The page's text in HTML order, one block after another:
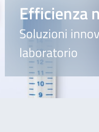
Efficienza
Soluzioni
laboratorio